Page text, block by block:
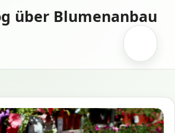
über Blumenanbau